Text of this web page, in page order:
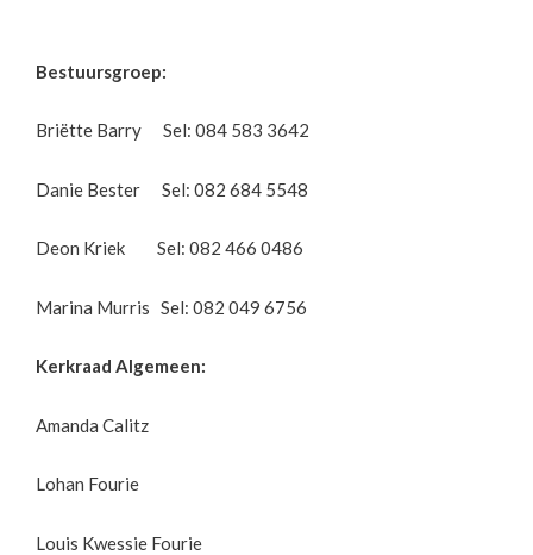
Bestuursgroep:
Briëtte Barry Sel: 084 583 3642
Danie Bester Sel: 082 684 5548
Deon Kriek Sel: 082 466 0486
Marina Murris Sel: 082 049 6756
Kerkraad Algemeen:
Amanda Calitz
Lohan Fourie
Louis Kwessie Fourie